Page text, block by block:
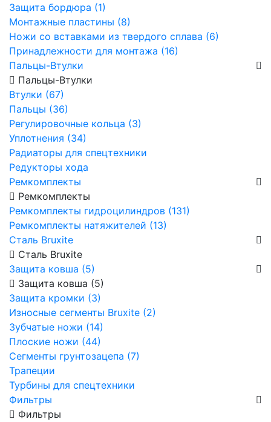
Защита бордюра (1)
Монтажные пластины (8)
Ножи со вставками из твердого сплава (6)
Принадлежности для монтажа (16)
Пальцы-Втулки
Пальцы-Втулки
Втулки (67)
Пальцы (36)
Регулировочные кольца (3)
Уплотнения (34)
Радиаторы для спецтехники
Редукторы хода
Ремкомплекты
Ремкомплекты
Ремкомплекты гидроцилиндров (131)
Ремкомплекты натяжителей (13)
Сталь Bruxite
Сталь Bruxite
Защита ковша (5)
Защита ковша (5)
Защита кромки (3)
Износные сегменты Bruxite (2)
Зубчатые ножи (14)
Плоские ножи (44)
Сегменты грунтозацепа (7)
Трапеции
Турбины для спецтехники
Фильтры
Фильтры